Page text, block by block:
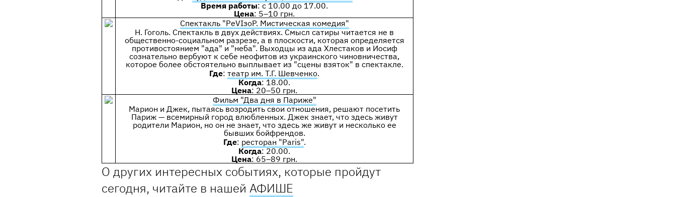
Время работы: с 10.00 до 17.00.
Цена: 5–10 грн.
Спектакль "РеVIзоР. Мистическая комедия"
Н. Гоголь. Спектакль в двух действиях. Смысл сатиры читается не в
общественно-социальном разрезе, а в плоскости, которая определяется
противостоянием "ада" и "неба". Выходцы из ада Хлестаков и Иосиф
сознательно вербуют к себе неофитов из украинского чиновничества,
которое более обстоятельно выплывает из "сцены взяток" в спектакле.
Где: театр им. Т.Г. Шевченко.
Когда: 18.00.
Цена: 20–50 грн.
Фильм "Два дня в Париже"
Марион и Джек, пытаясь возродить свои отношения, решают посетить
Париж — всемирный город влюбленных. Джек знает, что здесь живут
родители Марион, но он не знает, что здесь же живут и несколько ее
бывших бойфрендов.
Где: ресторан "Paris".
Когда: 20.00.
Цена: 65–89 грн.
О других интересных событиях, которые пройдут
сегодня, читайте в нашей АФИШЕ